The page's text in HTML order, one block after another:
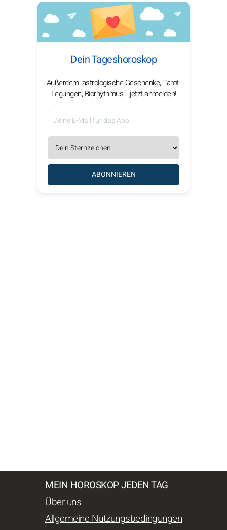
Dein Tageshoroskop
Außerdem: astrologische Geschenke, Tarot-
Legungen, Biorhythmus… jetzt anmelden!
ABONNIEREN
MEIN HOROSKOP JEDEN TAG
Über uns
Allgemeine Nutzungsbedingungen